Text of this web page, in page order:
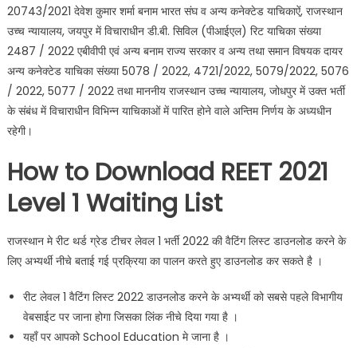
20743/2021 देवेश कुमार शर्मा बनाम भारत संघ व अन्य कनेक्टेड याचिकाऐं, राजस्थान
उच्च न्यायालय, जयपुर में विचाराधीन डी.बी. सिविल (पीआईएल) रिट याचिका संख्या
2487 / 2022 एबीवीपी एवं अन्य बनाम राज्य सरकार व अन्य तथा समान विषयक दायर
अन्य कनेक्टेड याचिका संख्या 5078 / 2022, 4721/2022, 5079/2022, 5076
/ 2022, 5077 / 2022 तथा माननीय राजस्थान उच्च न्यायालय, जोधपुर में उक्त भर्ती
के संबंध में विचाराधीन विभिन्न याचिकाओं में पारित होने वाले अन्तिम निर्णय के अध्यधीन
रहेगी।
How to Download REET 2021
Level 1 Waiting List
राजस्थान मे रीट थर्ड ग्रेड टीचर लेवल 1 भर्ती 2022 की वैटिंग लिस्ट डाउनलोड करने के
लिए अभ्यर्थी नीचे बताई गई प्रक्रिया का पालन करते हुए डाउनलोड कर सकते है ।
रीट लेवल 1 वैटिंग लिस्ट 2022 डाउनलोड करने के अभ्यर्थी को सबसे पहले विभागीय
वेबसाईट पर जाना होगा जिसका लिंक नीचे दिया गया है ।
यहाँ पर आपको School Education मे जाना है ।